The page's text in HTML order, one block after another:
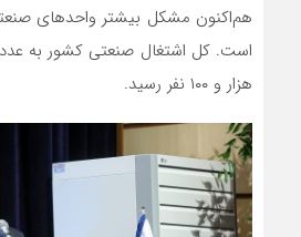
هم‌اکنون مشکل بیشتر واحدهای
هزار و ۱۰۰ نفر رسید.